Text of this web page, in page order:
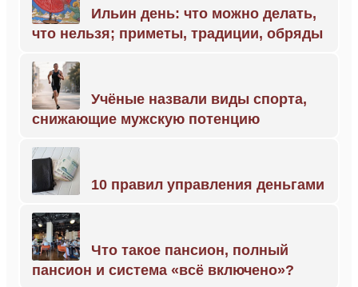
Ильин день: что можно делать,
что нельзя; приметы, традиции, обряды
Учёные назвали виды спорта,
снижающие мужскую потенцию
10 правил управления деньгами
Что такое пансион, полный
пансион и система «всё включено»?